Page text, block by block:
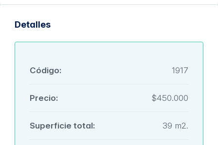
Detalles
Código: 1917
Precio: $450.000
Superficie total: 39 m2.